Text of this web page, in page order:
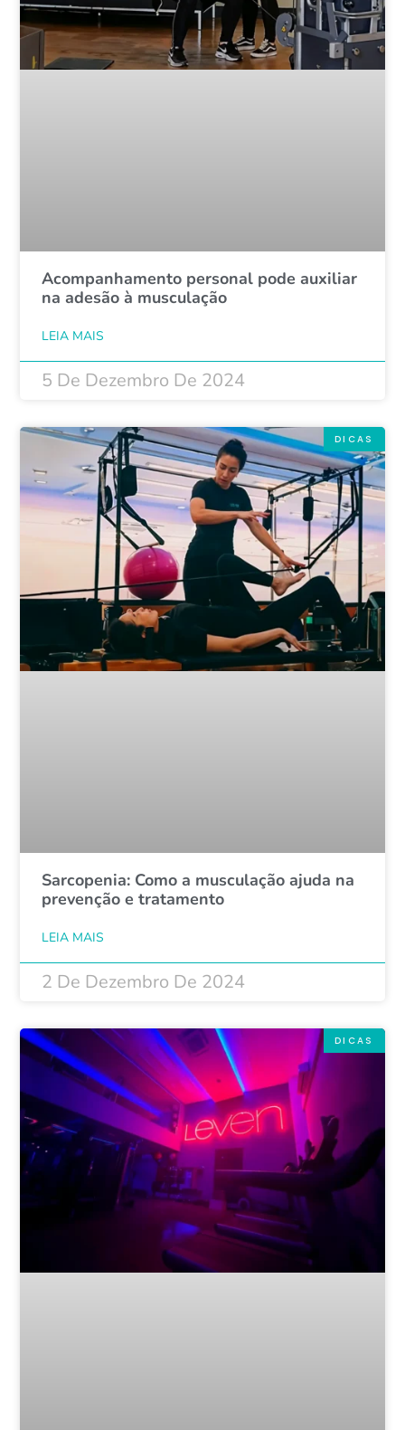
Acompanhamento personal pode auxiliar
na adesão à musculação
LEIA MAIS
5 De Dezembro De 2024
DICAS
Sarcopenia: Como a musculação ajuda na
prevenção e tratamento
LEIA MAIS
2 De Dezembro De 2024
DICAS